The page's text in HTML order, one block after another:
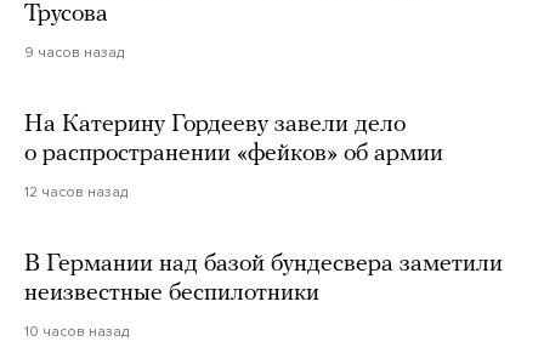
Трусова
9 часов назад
На Катерину Гордееву завели дело
о распространении «фейков» об армии
12 часов назад
В Германии над базой бундесвера заметили
неизвестные беспилотники
10 часов назад